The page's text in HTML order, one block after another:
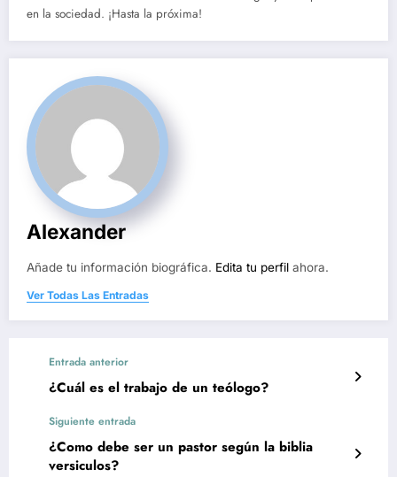
en la sociedad. ¡Hasta la próxima!
Alexander
Añade tu información biográfica. Edita tu perfil ahora.
Ver Todas Las Entradas
Entrada anterior
¿Cuál es el trabajo de un teólogo?
Siguiente entrada
¿Como debe ser un pastor según la biblia
versiculos?